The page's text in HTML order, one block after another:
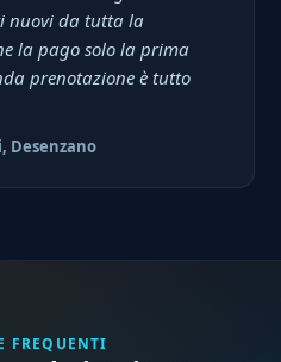
nuovi da tutta la
la pago solo la prima
prenotazione è tutto
Desenzano
FREQUENTI